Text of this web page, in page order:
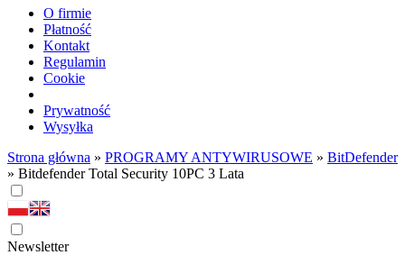
O firmie
Płatność
Kontakt
Regulamin
Cookie
Prywatność
Wysyłka
Strona główna » PROGRAMY ANTYWIRUSOWE » BitDefender
» Bitdefender Total Security 10PC 3 Lata
Newsletter